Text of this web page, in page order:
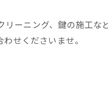
ーニング、鍵の施工な
せくださいませ。